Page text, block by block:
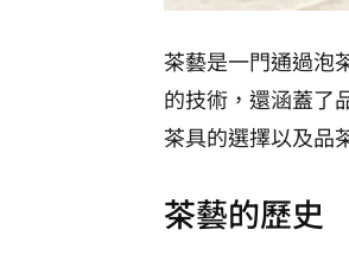
茶藝是一門通過泡
的技術，還涵蓋了
茶具的選擇以及品
茶藝的歷史